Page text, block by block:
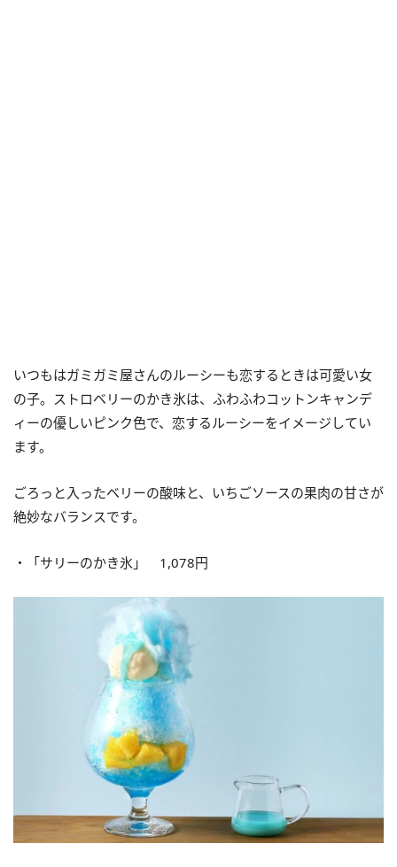
いつもはガミガミ屋さんのルーシーも恋するときは可愛い女
の子。ストロベリーのかき氷は、ふわふわコットンキャンデ
ィーの優しいピンク色で、恋するルーシーをイメージしてい
ます。
ごろっと入ったベリーの酸味と、いちごソースの果肉の甘さが
絶妙なバランスです。
・「サリーのかき氷」 1,078円